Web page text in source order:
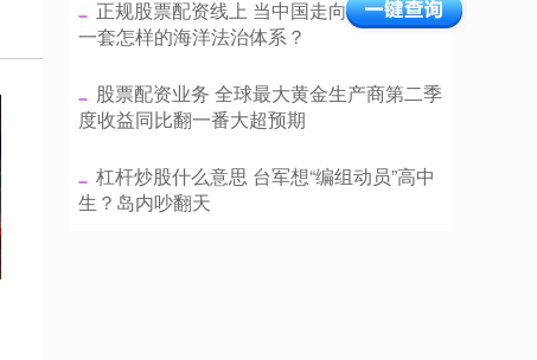
​正规股票配资线上 当中国走向深蓝，需要
一套怎样的海洋法治体系？
​股票配资业务 全球最大黄金生产商第二季
度收益同比翻一番大超预期
​杠杆炒股什么意思 台军想“编组动员”高中
生？岛内吵翻天